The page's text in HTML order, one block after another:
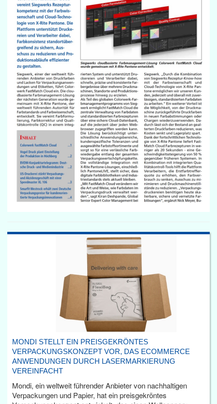
MONDI STELLT EIN PREISGEKRÖNTES
VERPACKUNGSKONZEPT VOR, DAS ECOMMERCE
ANWENDUNGEN DURCH LASERMARKIERUNG
VEREINFACHT
Mondi, ein weltweit führender Anbieter von nachhaltigen
Verpackungen und Papier, hat ein preisgekröntes